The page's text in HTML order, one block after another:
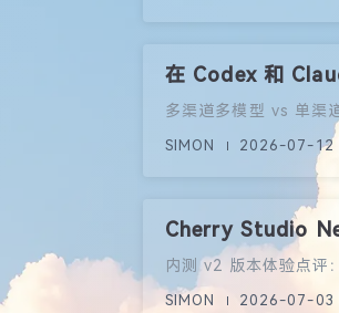
在 Codex 和
多渠道多模型 vs 单渠
SIMON 2026-07-12
Cherry Studio
内测 v2 版本体验点评
SIMON 2026-07-03